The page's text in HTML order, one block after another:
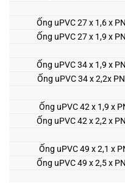
Ống uPVC 27 x 1,6 x
Ống uPVC 27 x 1,9 x
Ống uPVC 34 x 1,9 x
Ống uPVC 34 x 2,2x
Ống uPVC 42 x 1,9 x
Ống uPVC 42 x 2,2 x
Ống uPVC 49 x 2,1 x
Ống uPVC 49 x 2,5 x